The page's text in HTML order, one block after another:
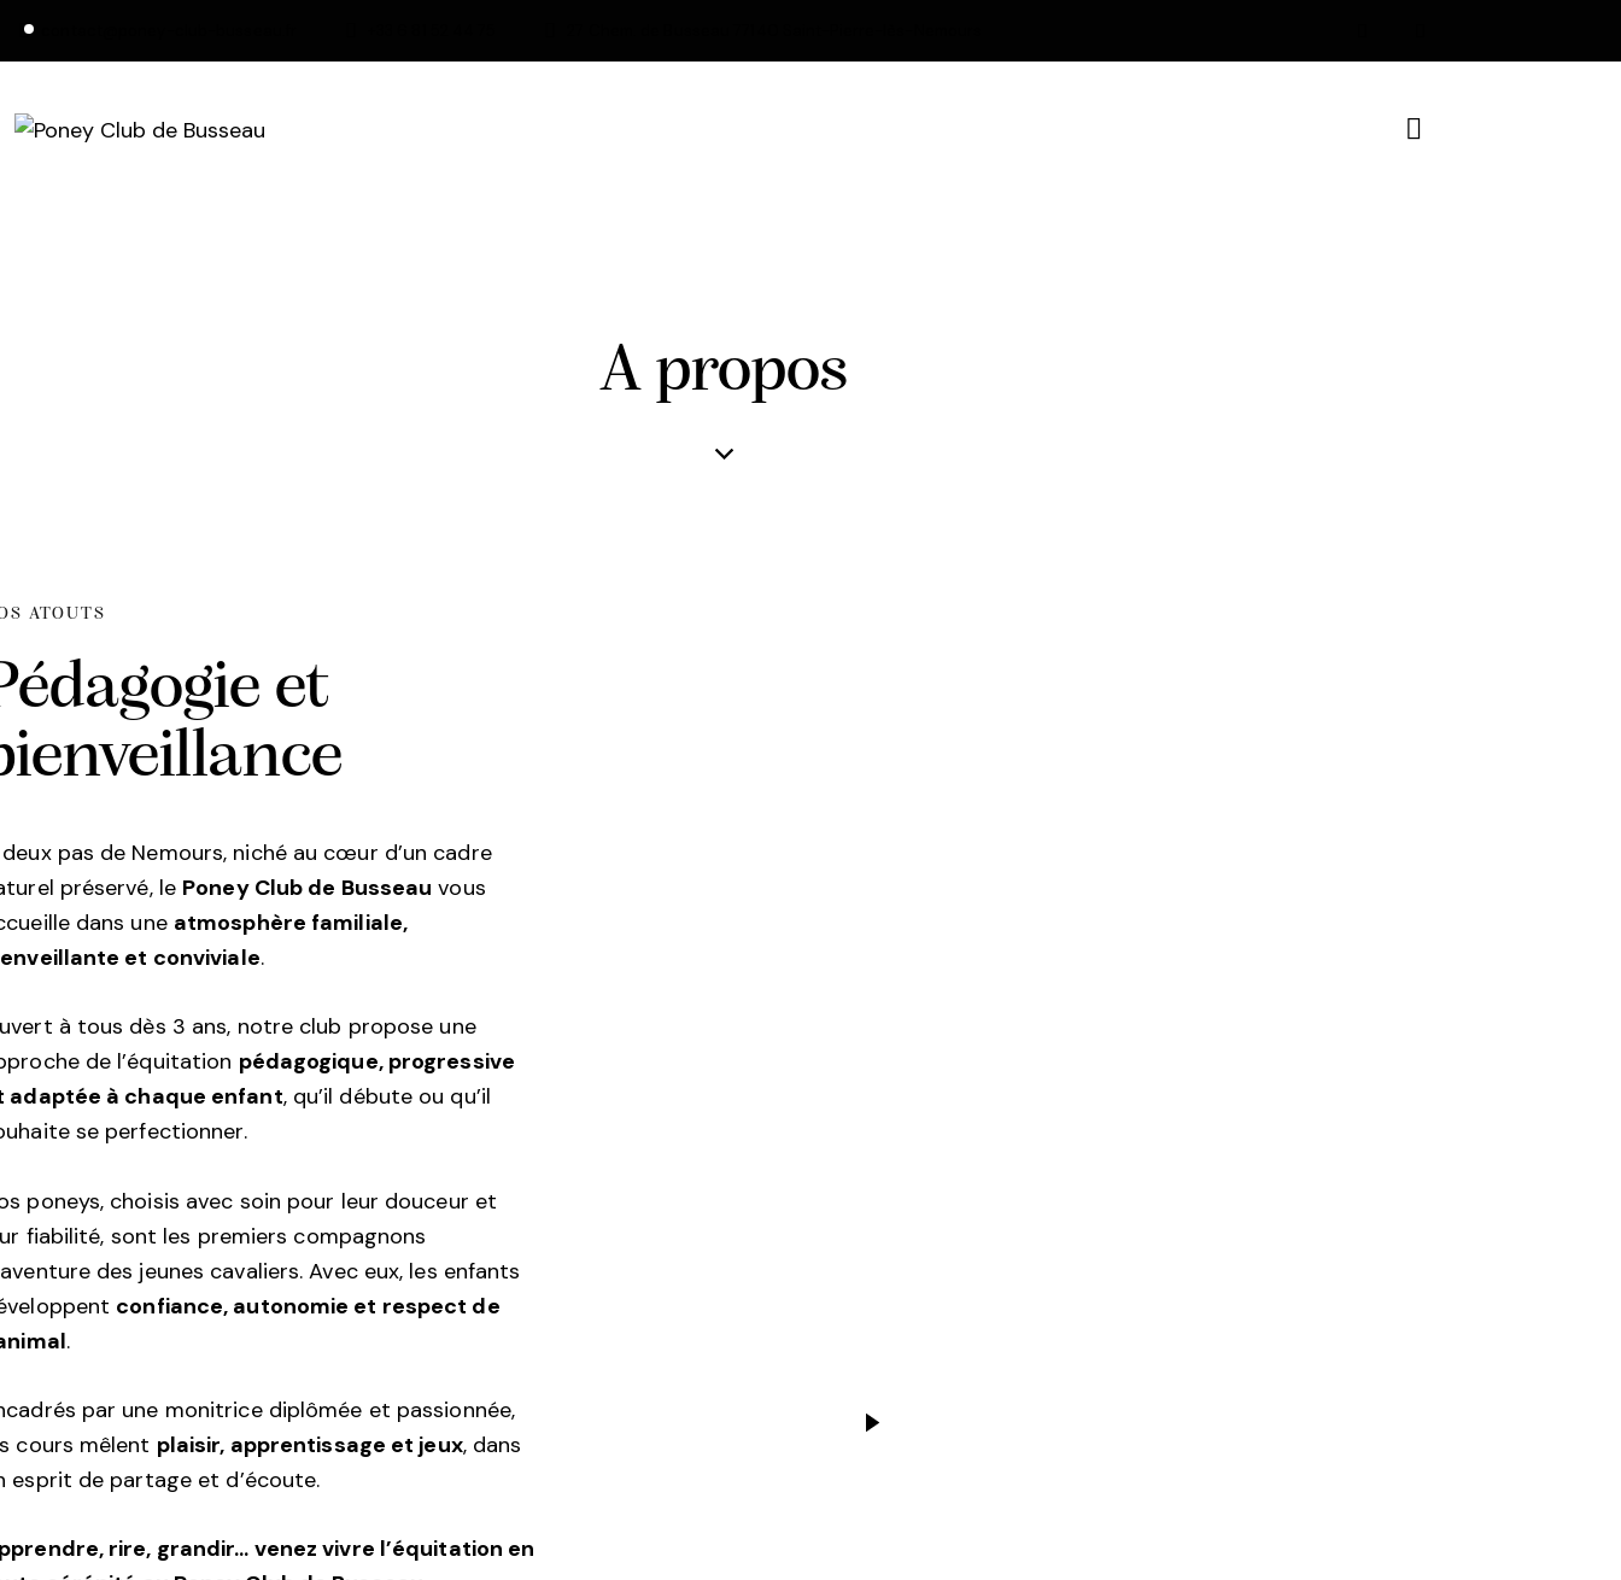
A propos
ATOUTS
et
pas de Nemours, niché au cœur d’un cadre
préservé, le Poney Club de Busseau vous
dans une atmosphère familiale,
et conviviale.
à tous dès 3 ans, notre club propose une
de l’équitation pédagogique, progressive
adaptée à chaque enfant, qu’il débute ou qu’il
se perfectionner.
poneys, choisis avec soin pour leur douceur et
fiabilité, sont les premiers compagnons
des jeunes cavaliers. Avec eux, les enfants
confiance, autonomie et respect de
.
par une monitrice diplômée et passionnée,
cours mêlent plaisir, apprentissage et jeux, dans
esprit de partage et d’écoute.
rire, grandir… venez vivre l’équitation en